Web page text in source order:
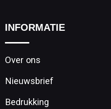
INFORMATIE
Over ons
Nieuwsbrief
Bedrukking